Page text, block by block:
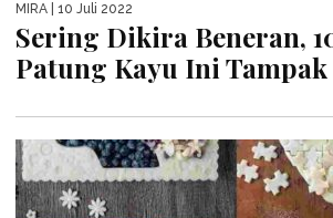
MIRA | 10 Juli 2022
Sering Dikira Beneran,
Patung Kayu Ini